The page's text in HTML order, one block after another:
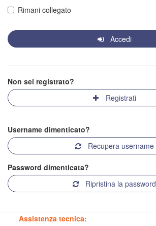
Rimani collegato
Accedi
Non sei registrato?
Registrati
Username dimenticato?
Recupera username
Password dimenticata?
Ripristina la password
Assistenza tecnica: